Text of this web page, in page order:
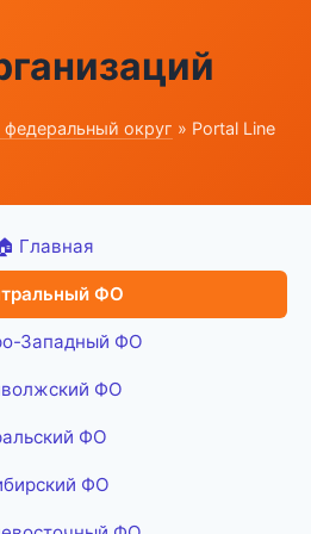
округ » Portal Line
Главная
ФО
Западный ФО
ФО
ФО
ФО